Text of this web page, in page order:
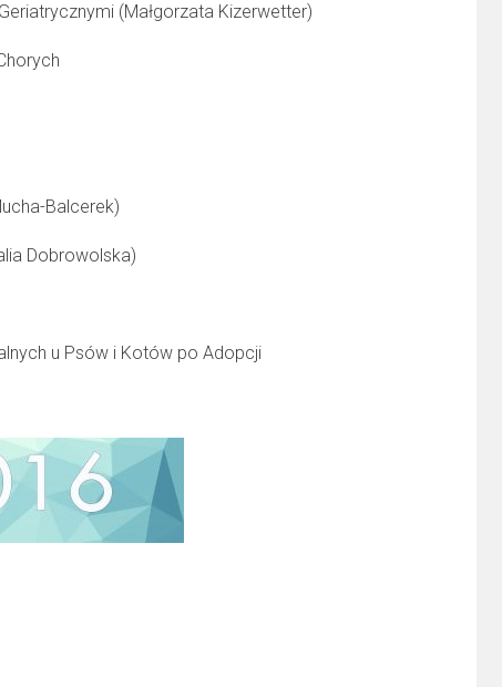
(Małgorzata Kizerwetter)
Balcerek)
Dobrowolska)
u Psów i Kotów po Adopcji